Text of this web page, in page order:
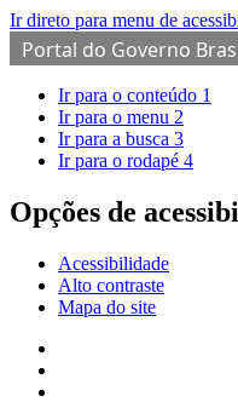
Ir direto para menu de
Portal do Governo
Ir para o conteúdo 1
Ir para o menu 2
Ir para a busca 3
Ir para o rodapé 4
Opções de
Acessibilidade
Alto contraste
Mapa do site